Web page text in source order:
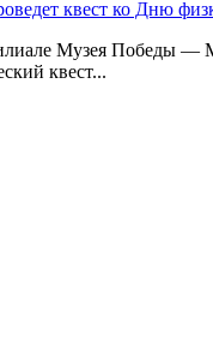
квест ко Дню
Музея Победы —
квест...